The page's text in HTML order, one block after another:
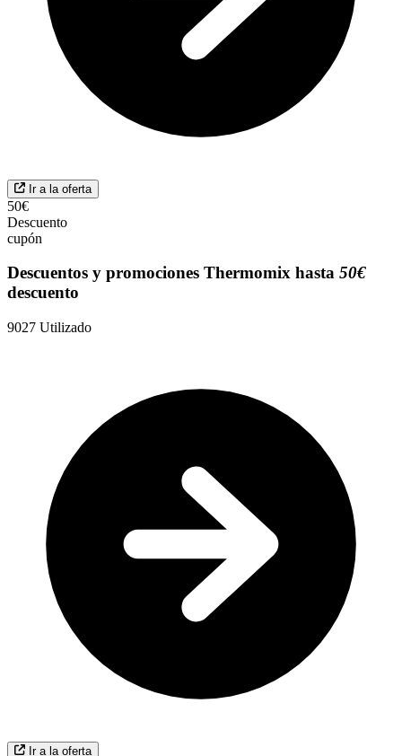
Ir a la oferta
50€
Descuento
cupón
Descuentos y promociones Thermomix hasta 50€
descuento
9027 Utilizado
Ir a la oferta